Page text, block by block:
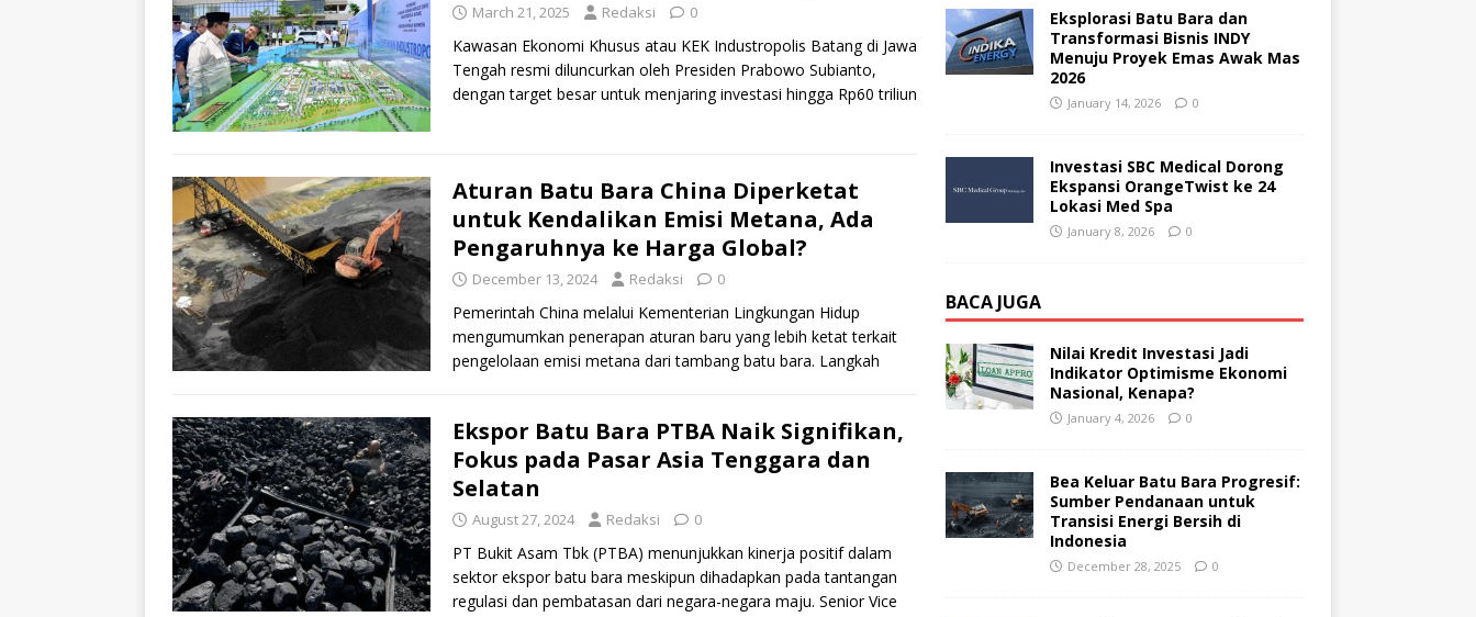
March 21, 2025 Redaksi 0
Kawasan Ekonomi Khusus atau KEK Industropolis Batang di Jawa
Tengah resmi diluncurkan oleh Presiden Prabowo Subianto,
dengan target besar untuk menjaring investasi hingga Rp60 triliun
Aturan Batu Bara China Diperketat
untuk Kendalikan Emisi Metana, Ada
Pengaruhnya ke Harga Global?
December 13, 2024 Redaksi 0
Pemerintah China melalui Kementerian Lingkungan Hidup
mengumumkan penerapan aturan baru yang lebih ketat terkait
pengelolaan emisi metana dari tambang batu bara. Langkah
Ekspor Batu Bara PTBA Naik Signifikan,
Fokus pada Pasar Asia Tenggara dan
Selatan
August 27, 2024 Redaksi 0
PT Bukit Asam Tbk (PTBA) menunjukkan kinerja positif dalam
sektor ekspor batu bara meskipun dihadapkan pada tantangan
regulasi dan pembatasan dari negara-negara maju. Senior Vice
Eksplorasi Batu Bara dan
Transformasi Bisnis INDY
Menuju Proyek Emas Awak Mas
2026
January 14, 2026 0
Investasi SBC Medical Dorong
Ekspansi OrangeTwist ke 24
Lokasi Med Spa
January 8, 2026 0
BACA JUGA
Nilai Kredit Investasi Jadi
Indikator Optimisme Ekonomi
Nasional, Kenapa?
January 4, 2026 0
Bea Keluar Batu Bara Progresif:
Sumber Pendanaan untuk
Transisi Energi Bersih di
Indonesia
December 28, 2025 0